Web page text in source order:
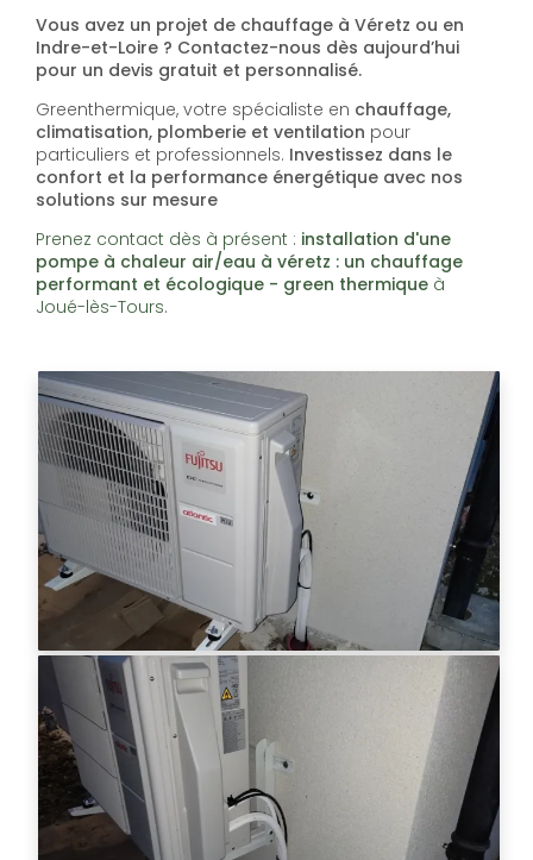
Vous avez un projet de chauffage à Véretz ou en
Indre-et-Loire ? Contactez-nous dès aujourd’hui
pour un devis gratuit et personnalisé.
Greenthermique, votre spécialiste en chauffage,
climatisation, plomberie et ventilation pour
particuliers et professionnels. Investissez dans le
confort et la performance énergétique avec nos
solutions sur mesure
Prenez contact dès à présent : installation d'une
pompe à chaleur air/eau à véretz : un chauffage
performant et écologique - green thermique à
Joué-lès-Tours.